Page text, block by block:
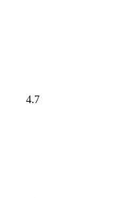
4.7